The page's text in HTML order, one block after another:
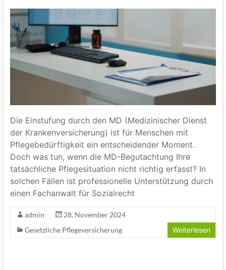
Die Einstufung durch den MD (Medizinischer Dienst
der Krankenversicherung) ist für Menschen mit
Pflegebedürftigkeit ein entscheidender Moment.
Doch was tun, wenn die MD-Begutachtung Ihre
tatsächliche Pflegesituation nicht richtig erfasst? In
solchen Fällen ist professionelle Unterstützung durch
einen Fachanwalt für Sozialrecht
admin
28. November 2024
Gesetzliche Pflegeversicherung
Weiterlesen